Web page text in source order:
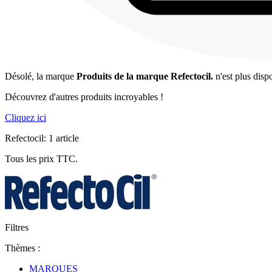
Désolé, la marque Produits de la marque Refectocil. n'est plus
Découvrez d'autres produits incroyables !
Cliquez ici
Refectocil: 1 article
Tous les prix TTC.
Filtres
Thèmes :
MARQUES